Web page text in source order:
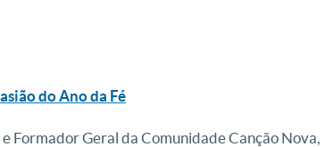
do Ano da Fé
Formador Geral da Comunidade Canção Nova,